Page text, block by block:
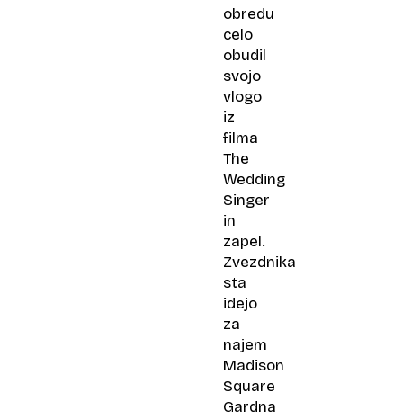
obredu
celo
obudil
svojo
vlogo
iz
filma
The
Wedding
Singer
in
zapel.
Zvezdnika
sta
idejo
za
najem
Madison
Square
Gardna